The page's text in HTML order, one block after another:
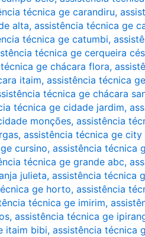
técnica ge carandiru,
alta, assistência técnica ge
técnica ge catumbi,
técnica ge cerqueira
ge chácara flora,
itaim, assistência técnica
técnica ge chácara
técnica ge cidade jardim,
monções, assistência
, assistência técnica ge city
cursino, assistência técnica
técnica ge grande abc,
julieta, assistência técnica
ge horto, assistência
técnica ge imirim,
, assistência técnica ge
itaim bibi, assistência técnica